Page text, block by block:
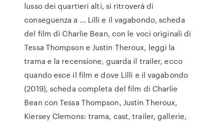
lusso dei quartieri alti, si ritroverà di
conseguenza a … Lilli e il vagabondo, scheda
del film di Charlie Bean, con le voci originali di
Tessa Thompson e Justin Theroux, leggi la
trama e la recensione, guarda il trailer, ecco
quando esce il film e dove Lilli e il vagabondo
(2019), scheda completa del film di Charlie
Bean con Tessa Thompson, Justin Theroux,
Kiersey Clemons: trama, cast, trailer, gallerie,